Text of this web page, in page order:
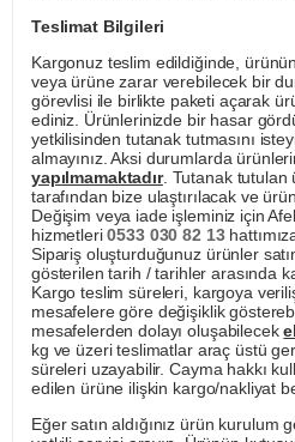
Teslimat Bilgileri
Kargonuz teslim edildiğinde,
veya ürüne zarar verebilecek bir
görevlisi ile birlikte paketi açarak
ediniz. Ürünlerinizde bir hasar
yetkilisinden tutanak tutmasını
almayınız. Aksi durumlarda
yapılmamaktadır. Tutanak tutulan
tarafından bize ulaştırılacak ve
Değişim veya iade işleminiz için
hizmetleri0533 030 82 13
Sipariş oluşturduğunuz ürünler
gösterilen tarih / tarihler arasında
Kargo teslim süreleri, kargoya
mesafelere göre değişiklik
mesafelerden dolayı oluşabilecek
kg ve üzeri teslimatlar araç üstü
süreleri uzayabilir. Cayma hakkı
edilen ürüne ilişkin kargo/nakliyat
Eğer satın aldığınız ürün kurulum